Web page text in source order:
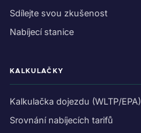
Sdílejte svou zkušenost
Nabíjecí stanice
KALKULAČKY
Kalkulačka dojezdu (WLTP/EPA)
Srovnání nabíjecích tarifů